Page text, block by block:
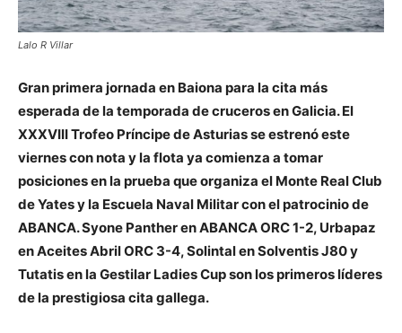
Lalo R Villar
Gran primera jornada en Baiona para la cita más
esperada de la temporada de cruceros en Galicia. El
XXXVIII Trofeo Príncipe de Asturias se estrenó este
viernes con nota y la flota ya comienza a tomar
posiciones en la prueba que organiza el Monte Real Club
de Yates y la Escuela Naval Militar con el patrocinio de
ABANCA. Syone Panther en ABANCA ORC 1-2, Urbapaz
en Aceites Abril ORC 3-4, Solintal en Solventis J80 y
Tutatis en la Gestilar Ladies Cup son los primeros líderes
de la prestigiosa cita gallega.